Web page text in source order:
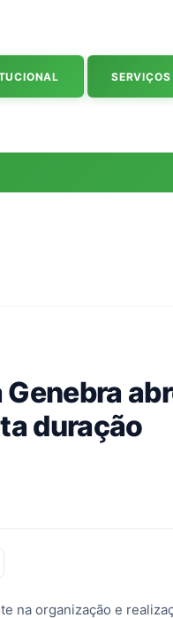
SERVIÇOS
Genebra
duração
na organização e